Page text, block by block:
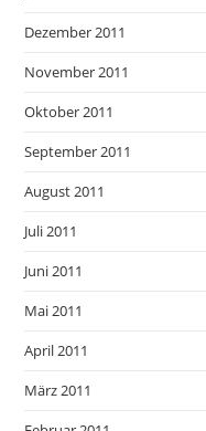
Dezember 2011
November 2011
Oktober 2011
September 2011
August 2011
Juli 2011
Juni 2011
Mai 2011
April 2011
März 2011